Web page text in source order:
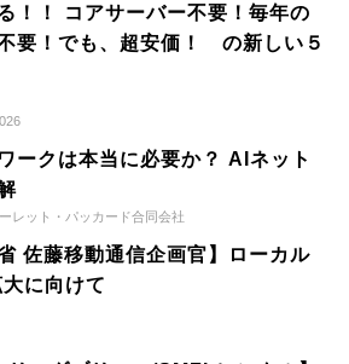
！！ コアサーバー不要！毎年の
要！でも、超安価！ の新しい５
ークは本当に必要か？ AIネット
レット・パッカード合同会社
佐藤移動通信企画官】ローカル
に向けて